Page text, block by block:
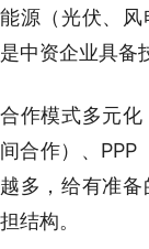
能源（光伏、
是中资企业具备
合作模式多元
间合作）、PPP
越多，给有准
担结构。